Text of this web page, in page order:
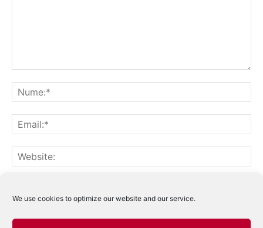
We use cookies to optimize our website and our service.
Notifică-mă prin email când sunt publicate articole noi.